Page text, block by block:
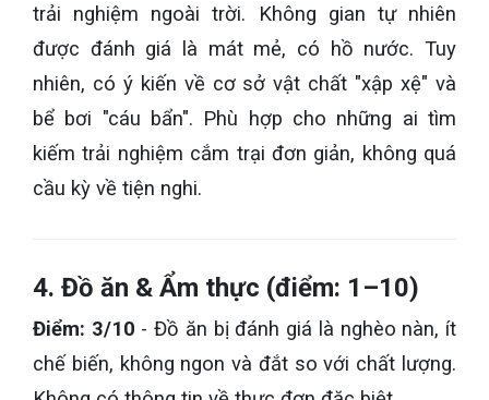
trải nghiệm ngoài trời. Không gian tự nhiên
được đánh giá là mát mẻ, có hồ nước. Tuy
nhiên, có ý kiến về cơ sở vật chất "xập xệ" và
bể bơi "cáu bẩn". Phù hợp cho những ai tìm
kiếm trải nghiệm cắm trại đơn giản, không quá
cầu kỳ về tiện nghi.
4. Đồ ăn & Ẩm thực (điểm: 1–10)
Điểm: 3/10 - Đồ ăn bị đánh giá là nghèo nàn, ít
chế biến, không ngon và đắt so với chất lượng.